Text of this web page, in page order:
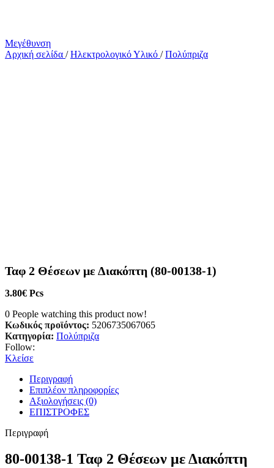
Μεγέθυνση
Αρχική σελίδα / Ηλεκτρολογικό Υλικό / Πολύπριζα
Ταφ 2 Θέσεων με Διακόπτη (80-00138-1)
3.80€ Pcs
0 People watching this product now!
Κωδικός προϊόντος: 5206735067065
Κατηγορία: Πολύπριζα
Follow:
Κλείσε
Περιγραφή
Επιπλέον πληροφορίες
Αξιολογήσεις (0)
ΕΠΙΣΤΡΟΦΕΣ
Περιγραφή
80-00138-1 Ταφ 2 Θέσεων με Διακόπτη